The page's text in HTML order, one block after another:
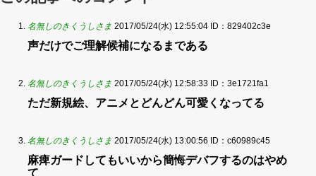
名無しのきくうしさま 2017/05/24(水) 12:55:04 ID：829402c3e
声だけでご理解候補になるまである
名無しのきくうしさま 2017/05/24(水) 12:58:33 ID：3e1721fa1
ただ新規絵、アニメとどんどん可愛くなってる
名無しのきくうしさま 2017/05/24(水) 13:00:56 ID：c60989c45
麻痺ガードしてもいいから簡悔デバフするのはやめ
て